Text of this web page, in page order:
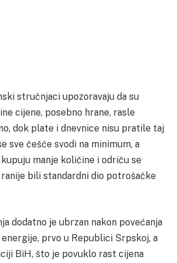
stručnjaci upozoravaju da su
cijene, posebno hrane, rasle
dok plate i dnevnice nisu pratile taj
sve češće svodi na minimum, a
manje količine i odriču se
bili standardni dio potrošačke
dodatno je ubrzan nakon povećanja
prvo u Republici Srpskoj, a
BiH, što je povuklo rast cijena